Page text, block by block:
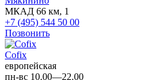
МКАД 66 км, 1
+7 (495) 544 50 00
Позвонить
Cofix
европейская
пн-вс 10.00—22.00